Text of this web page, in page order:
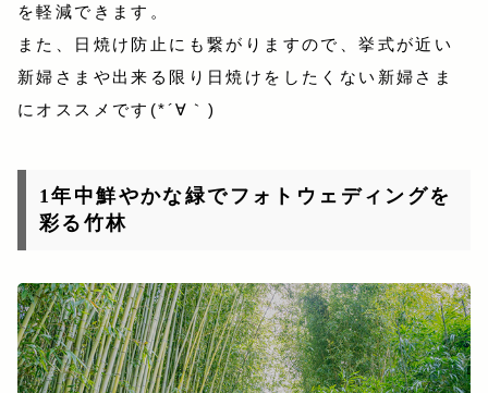
を軽減できます。
また、日焼け防止にも繋がりますので、挙式が近い
新婦さまや出来る限り日焼けをしたくない新婦さま
にオススメです(*´∀｀)
1年中鮮やかな緑でフォトウェディングを
彩る竹林